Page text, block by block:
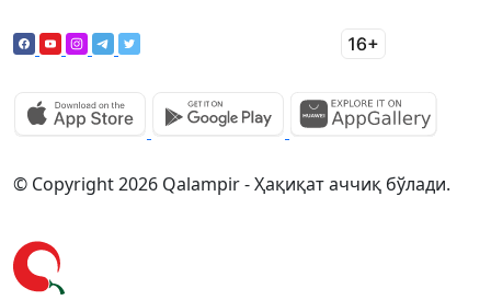
© Copyright 2026 Qalampir - Ҳақиқат аччиқ бўлади.